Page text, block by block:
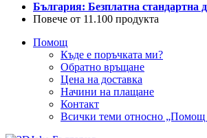
България: Безплатна стандартна
Повече от 11.100 продукта
Помощ
Къде е поръчката ми?
Обратно връщане
Цена на доставка
Начини на плащане
Контакт
Всички теми относно „Помощ